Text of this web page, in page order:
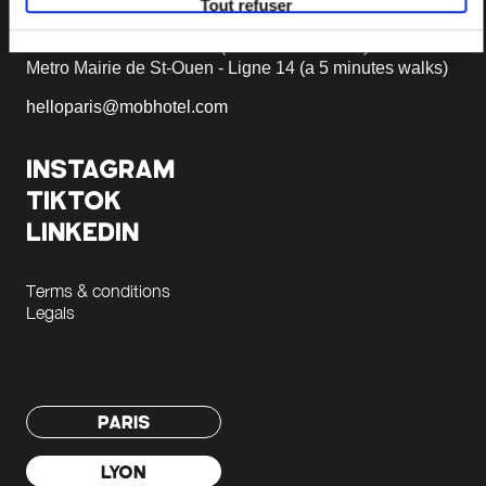
Tout refuser
Metro Mairie de St-Ouen - Ligne 14 (a 5 minutes walks)
helloparis@mobhotel.com
INSTAGRAM
TIKTOK
LINKEDIN
Terms & conditions
Legals
PARIS
LYON